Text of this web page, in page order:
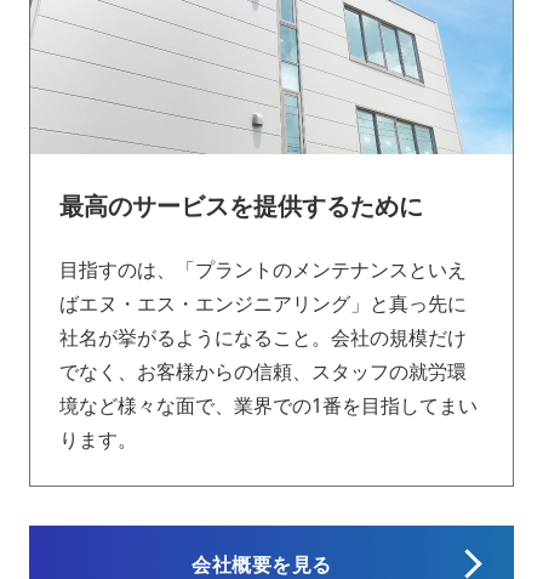
最高のサービスを提供するために
目指すのは、「プラントのメンテナンスといえ
ばエヌ・エス・エンジニアリング」と真っ先に
社名が挙がるようになること。会社の規模だけ
でなく、お客様からの信頼、スタッフの就労環
境など様々な面で、業界での1番を目指してまい
ります。
会社概要を見る